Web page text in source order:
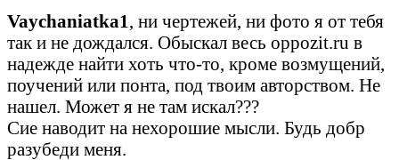
Vaychaniatka1, ни чертежей, ни фото я от тебя
так и не дождался. Обыскал весь oppozit.ru в
надежде найти хоть что-то, кроме возмущений,
поучений или понта, под твоим авторством. Не
нашел. Может я не там искал???
Сие наводит на нехорошие мысли. Будь добр
разубеди меня.